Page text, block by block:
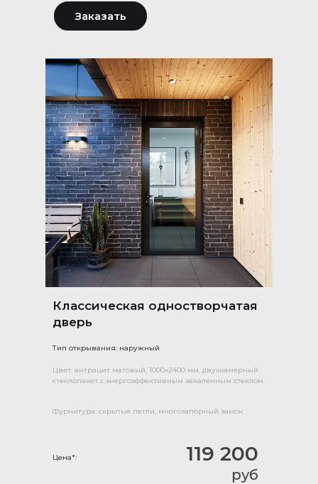
Классическая одностворчатая
дверь
Тип открывания: наружный
119 200
руб
Цена*:
Цвет: антрацит матовый, 1000х2400 мм, двухкамерный
стеклопакет с энергоэффективным закаленным стеклом.
Фурнитура: скрытые петли, многозапорный замок.
Заказать